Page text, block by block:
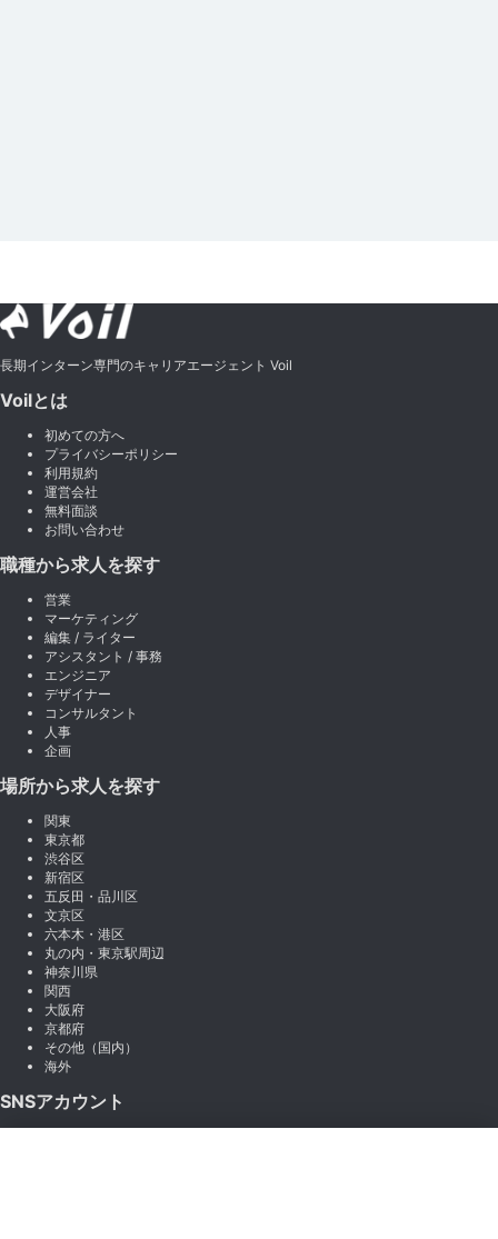
長期インターン専門のキャリアエージェント Voil
Voilとは
初めての方へ
プライバシーポリシー
利用規約
運営会社
無料面談
お問い合わせ
職種から求人を探す
営業
マーケティング
編集 / ライター
アシスタント / 事務
エンジニア
デザイナー
コンサルタント
人事
企画
場所から求人を探す
関東
東京都
渋谷区
新宿区
五反田・品川区
文京区
六本木・港区
丸の内・東京駅周辺
神奈川県
関西
大阪府
京都府
その他（国内）
海外
SNSアカウント